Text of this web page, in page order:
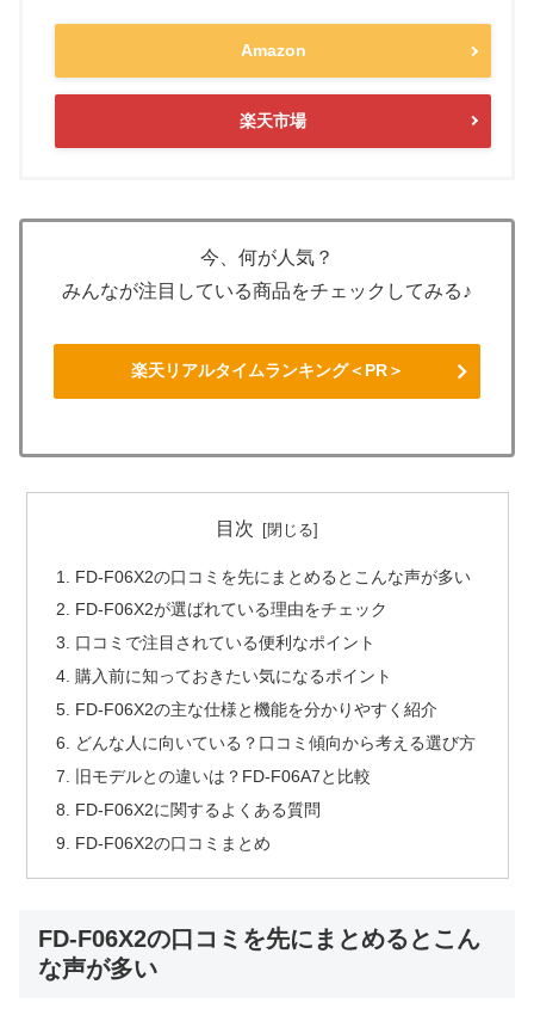
Amazon
楽天市場
今、何が人気？
みんなが注目している商品をチェックしてみる♪
楽天リアルタイムランキング＜PR＞
目次
FD-F06X2の口コミを先にまとめるとこんな声が多い
FD-F06X2が選ばれている理由をチェック
口コミで注目されている便利なポイント
購入前に知っておきたい気になるポイント
FD-F06X2の主な仕様と機能を分かりやすく紹介
どんな人に向いている？口コミ傾向から考える選び方
旧モデルとの違いは？FD-F06A7と比較
FD-F06X2に関するよくある質問
FD-F06X2の口コミまとめ
FD-F06X2の口コミを先にまとめるとこん
な声が多い